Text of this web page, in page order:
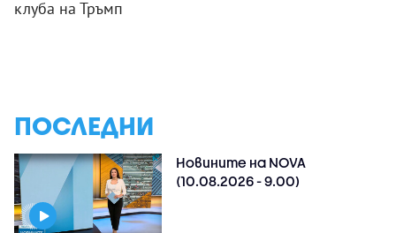
клуба на Тръмп
ПОСЛЕДНИ
Новините на NOVA
(10.08.2026 - 9.00)